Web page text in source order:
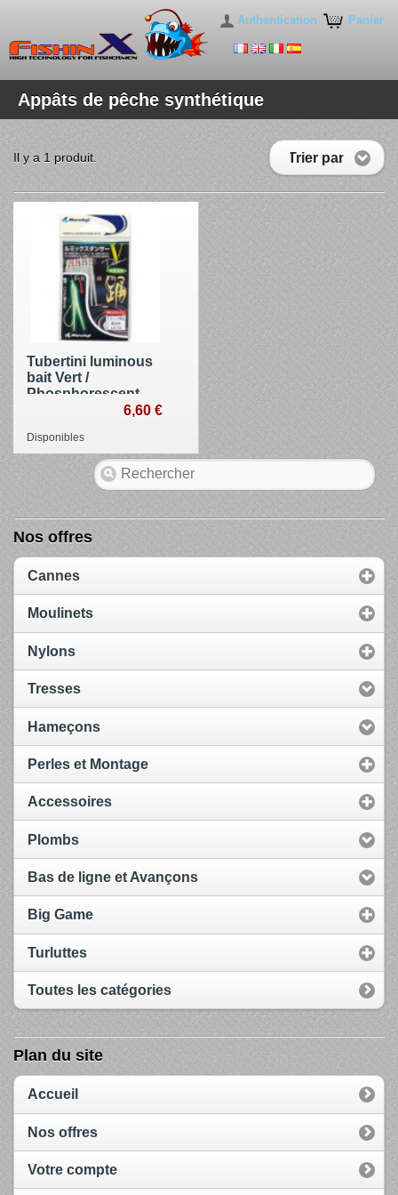
Panier
Authentication
Appâts de pêche synthétique
Trier par
Il y a 1 produit.
Tubertini luminous
bait Vert /
Phosphorescent
6,60 €
Disponibles
Nos offres
Cannes
Moulinets
Nylons
Tresses
Hameçons
Perles et Montage
Accessoires
Plombs
Bas de ligne et Avançons
Big Game
Turluttes
Toutes les catégories
Plan du site
Accueil
Nos offres
Votre compte